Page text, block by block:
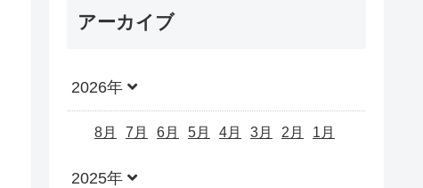
アーカイブ
2026年
8月 7月 6月 5月 4月 3月 2月 1月
2025年